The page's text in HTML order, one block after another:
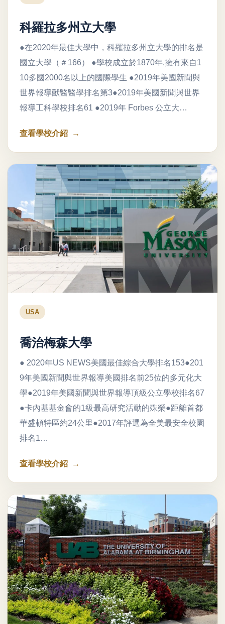
科羅拉多州立大學
●在2020年最佳大學中，科羅拉多州立大學的排名是
國立大學（＃166） ●學校成立於1870年,擁有來自1
10多國2000名以上的國際學生 ●2019年美國新聞與
世界報導獸醫醫學排名第3●2019年美國新聞與世界
報導工科學校排名61 ●2019年 Forbes 公立大…
查看學校介紹
USA
喬治梅森大學
● 2020年US NEWS美國最佳綜合大學排名153●201
9年美國新聞與世界報導美國排名前25位的多元化大
學●2019年美國新聞與世界報導頂級公立學校排名67
●卡內基基金會的1級最高研究活動的殊榮●距離首都
華盛頓特區約24公里●2017年評選為全美最安全校園
排名1…
查看學校介紹